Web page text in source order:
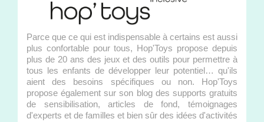
Parce que ce qui est indispensable à certains est aussi
plus confortable pour tous, Hop'Toys propose depuis
plus de 20 ans des jeux et des outils pour permettre à
tous les enfants de développer leur potentiel… qu'ils
aient des besoins spécifiques ou non. Hop'Toys
propose également sur son blog des supports gratuits
de sensibilisation, articles de fond, témoignages
d'experts et de familles et bien sûr des idées d'activités